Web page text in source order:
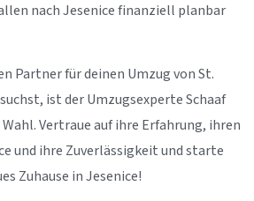
nach Jesenice finanziell planbar
Partner für deinen Umzug von St.
ist der Umzugsexperte Schaaf
Vertraue auf ihre Erfahrung, ihren
und ihre Zuverlässigkeit und starte
Zuhause in Jesenice!